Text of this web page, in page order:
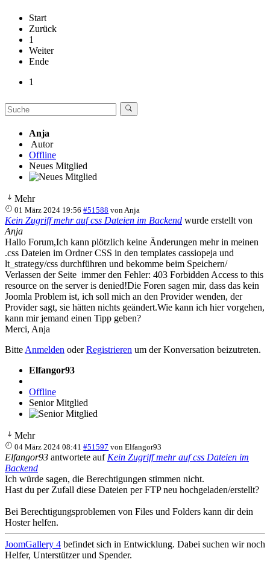
Start
Zurück
1
Weiter
Ende
1
Anja
Autor
Offline
Neues Mitglied
Mehr
01 März 2024 19:56 #51588 von Anja
Kein Zugriff mehr auf css Dateien im Backend wurde erstellt von
Anja
Hallo Forum,Ich kann plötzlich keine Änderungen mehr in meinen
.css Dateien im Ordner CSS in den templates cassiopeja und
lt_strategy/css durchführen und bekomme beim Speichern/
Verlassen der Seite immer den Fehler: 403 Forbidden Access to this
resource on the server is denied!Die Foren sagen mir, dass das kein
Joomla Problem ist, ich soll mich an den Provider wenden, der
Provider sagt, sie hätten nichts geändert.Wie kann ich hier vorgehen,
kann mir jemand einen Tipp geben?
Merci, Anja
Bitte Anmelden oderRegistrieren um der Konversation beizutreten.
Elfangor93
Offline
Senior Mitglied
Mehr
04 März 2024 08:41 #51597 vonElfangor93
Elfangor93 antwortete auf Kein Zugriff mehr auf css Dateien im
Backend
Ich würde sagen, die Berechtigungen stimmen nicht.
Hast du per Zufall diese Dateien per FTP neu hochgeladen/erstellt?
Bei Berechtigungsproblemen von Files und Folders kann dir dein
Hoster helfen.
JoomGallery 4 befindet sich in Entwicklung. Dabei suchen wir noch
Helfer, Unterstützer und Spender.